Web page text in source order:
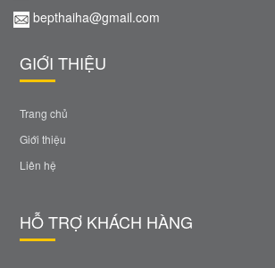
bepthaiha@gmail.com
GIỚI THIỆU
Trang chủ
Giới thiệu
Liên hệ
HỖ TRỢ KHÁCH HÀNG